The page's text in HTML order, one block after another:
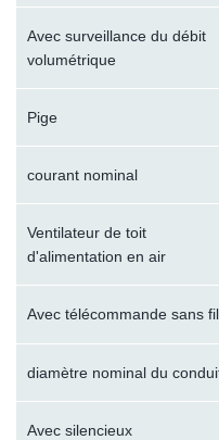
Avec surveillance du débit
volumétrique
Pige
courant nominal
Ventilateur de toit
d'alimentation en air
Avec télécommande sans fil
diamètre nominal du
Avec silencieux